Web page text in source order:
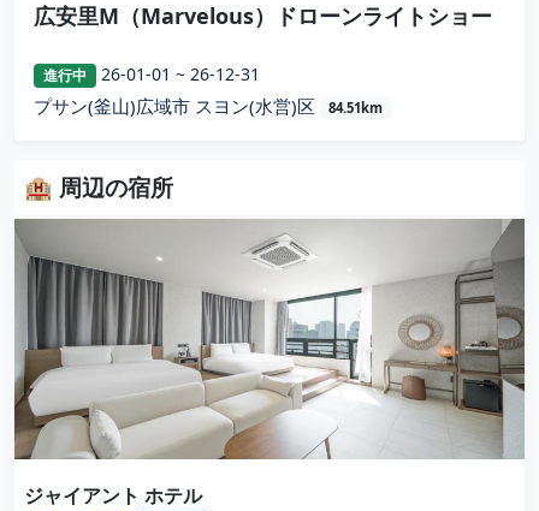
広安里M（Marvelous）ドローンライトショー
進行中 26-01-01 ~ 26-12-31
プサン(釜山)広域市 スヨン(水営)区 84.51km
🏨 周辺の宿所
ジャイアント ホテル